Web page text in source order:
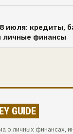
июля: кредиты,
личные финансы
GUIDE
о личных финансах,